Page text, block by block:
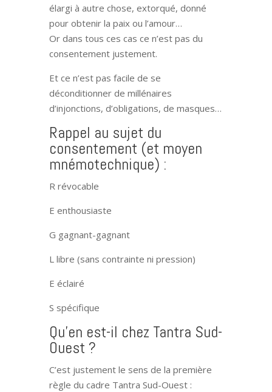
élargi à autre chose, extorqué, donné
pour obtenir la paix ou l’amour…
Or dans tous ces cas ce n’est pas du
consentement justement.
Et ce n’est pas facile de se
déconditionner de millénaires
d’injonctions, d’obligations, de masques…
Rappel au sujet du
consentement (et moyen
mnémotechnique) :
R révocable
E enthousiaste
G gagnant-gagnant
L libre (sans contrainte ni pression)
E éclairé
S spécifique
Qu’en est-il chez Tantra Sud-
Ouest ?
C’est justement le sens de la première
règle du cadre Tantra Sud-Ouest :